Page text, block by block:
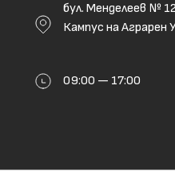
бул. Менделеев №
Кампус на Аграрен
09:00 — 17:00